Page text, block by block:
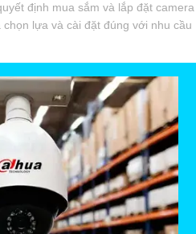
định mua sắm và lắp đặt camera
lựa và cài đặt đúng với nhu cầu